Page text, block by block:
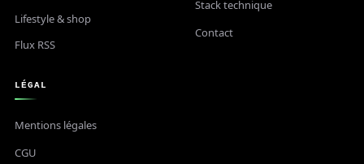
Lifestyle & shop
Flux RSS
Stack technique
Contact
LÉGAL
Mentions légales
CGU